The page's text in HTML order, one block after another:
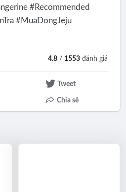
#Recommended
#MuaDongJeju
4.8 / 1553 đánh giá
Tweet
Chia sẻ